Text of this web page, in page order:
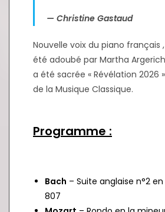
— Christine Gastaud
Nouvelle voix du piano français
été adoubé par Martha
a été sacrée « Révélation 2026
de la Musique Classique.
Programme :
Bach – Suite anglaise n°2
807